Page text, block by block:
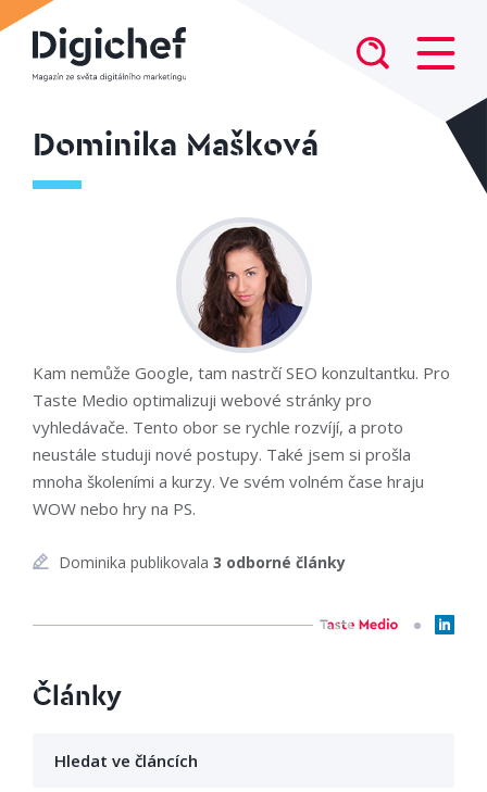
Dominika Mašková
Kam nemůže Google, tam nastrčí SEO konzultantku. Pro
Taste Medio optimalizuji webové stránky pro
vyhledávače. Tento obor se rychle rozvíjí, a proto
neustále studuji nové postupy. Také jsem si prošla
mnoha školeními a kurzy. Ve svém volném čase hraju
WOW nebo hry na PS.
Dominika publikovala 3 odborné články
Články